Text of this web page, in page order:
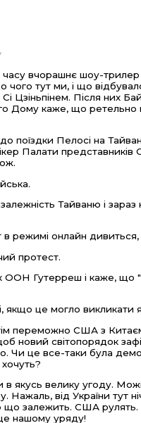
вчорашнє шоу-трилер
тут ми, і що
Цзіньпінем. Після них
Дому каже, що ретельно
поїздки Пелосі на
Палати представників
Тайваню і
онлайн дивиться,
протест.
Гутерреш і каже, що
якщо це могло викликати
переможно США з
новий світопорядок
Чи це все-таки була
в якусь велику угоду.
Нажаль, від України тут
що залежить. США
нашому уряду!